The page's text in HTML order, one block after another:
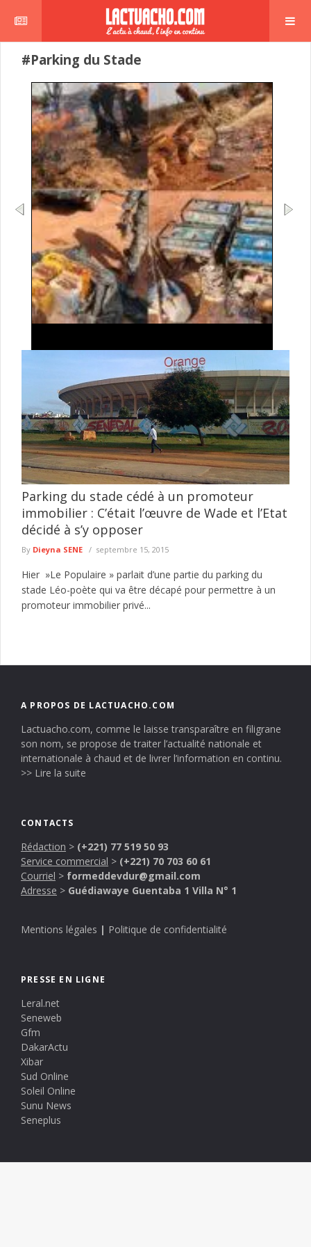
#Parking du Stade
l'exploitation minière clandestine
La Gendarmerie nationale poursuit ses opérations de lutte
contre l'exploitation illégale des ressources naturelles dans l'Est
du Sénégal. Dans le ...
lire plus
Parking du stade cédé à un promoteur
immobilier : C’était l’œuvre de Wade et l’Etat
décidé à s’y opposer
By Dieyna SENE septembre 15, 2015
Hier »Le Populaire » parlait d’une partie du parking du
stade Léo-poète qui va être décapé pour permettre à un
promoteur immobilier privé...
A PROPOS DE LACTUACHO.COM
Lactuacho.com, comme le laisse transparaître en filigrane
son nom, se propose de traiter l’actualité nationale et
internationale à chaud et de livrer l’information en continu.
>> Lire la suite
CONTACTS
Rédaction > (+221) 77 519 50 93
Service commercial > (+221) 70 703 60 61
Courriel > formeddevdur@gmail.com
Adresse > Guédiawaye Guentaba 1 Villa N° 1
Mentions légales | Politique de confidentialité
PRESSE EN LIGNE
Leral.net
Seneweb
Gfm
DakarActu
Xibar
Sud Online
Soleil Online
Sunu News
Seneplus